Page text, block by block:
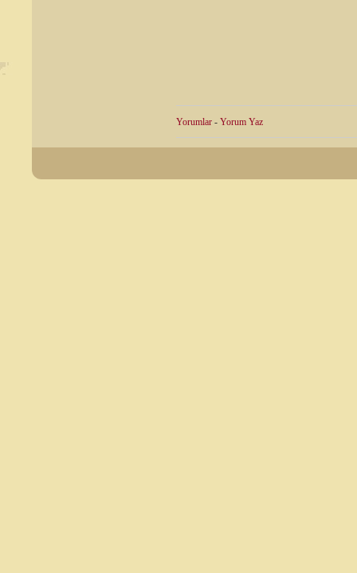
Yorumlar - Yorum Yaz